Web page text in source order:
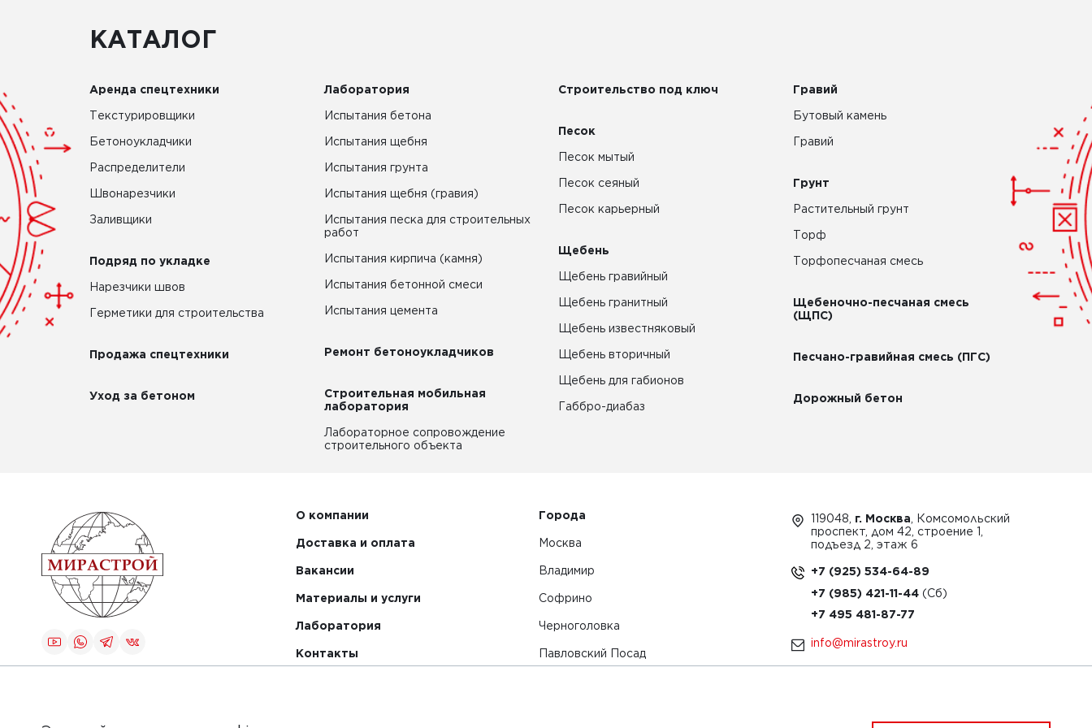
КАТАЛОГ
Аренда спецтехники
Текстурировщики
Бетоноукладчики
Распределители
Швонарезчики
Заливщики
Подряд по укладке
Нарезчики швов
Герметики для строительства
Продажа спецтехники
Уход за бетоном
Лаборатория
Испытания бетона
Испытания щебня
Испытания грунта
Испытания щебня (гравия)
Испытания песка для строительных
работ
Испытания кирпича (камня)
Испытания бетонной смеси
Испытания цемента
Ремонт бетоноукладчиков
Строительная мобильная
лаборатория
Лабораторное сопровождение
строительного объекта
Строительство под ключ
Песок
Песок мытый
Песок сеяный
Песок карьерный
Щебень
Щебень гравийный
Щебень гранитный
Щебень известняковый
Щебень вторичный
Щебень для габионов
Габбро-диабаз
Гравий
Бутовый камень
Гравий
Грунт
Растительный грунт
Торф
Торфопесчаная смесь
Щебеночно-песчаная смесь
(ЩПС)
Песчано-гравийная смесь (ПГС)
Дорожный бетон
О компании
Доставка и оплата
Вакансии
Материалы и услуги
Лаборатория
Контакты
Города
Москва
Владимир
Софрино
Черноголовка
Павловский Посад
119048, г. Москва , Комсомольский
проспект, дом 42, строение 1,
подъезд 2, этаж 6
+7 (925) 534-64-89
+7 (985) 421-11-44
+7 495 481-87-77
info@mirastroy.ru